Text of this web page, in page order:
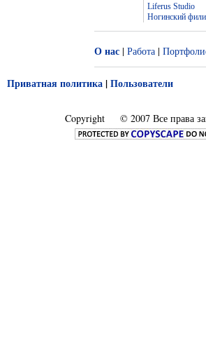
Liferus Studio
Ногинский
О нас | Работа |
Приватная политика |Пользователи
Copyright © 2007 Все права